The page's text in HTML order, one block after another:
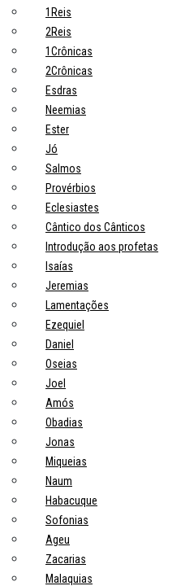
1Reis
2Reis
1Crônicas
2Crônicas
Esdras
Neemias
Ester
Jó
Salmos
Provérbios
Eclesiastes
Cântico dos Cânticos
Introdução aos profetas
Isaías
Jeremias
Lamentações
Ezequiel
Daniel
Oseias
Joel
Amós
Obadias
Jonas
Miqueias
Naum
Habacuque
Sofonias
Ageu
Zacarias
Malaquias